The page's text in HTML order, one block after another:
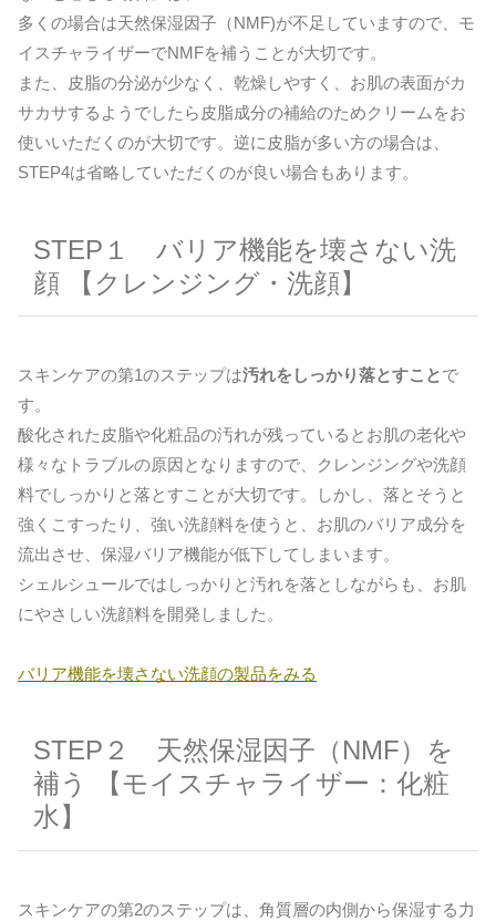
多くの場合は天然保湿因子（NMF)が不足していますので、モ
イスチャライザーでNMFを補うことが大切です。
また、皮脂の分泌が少なく、乾燥しやすく、お肌の表面がカ
サカサするようでしたら皮脂成分の補給のためクリームをお
使いいただくのが大切です。逆に皮脂が多い方の場合は、
STEP4は省略していただくのが良い場合もあります。
STEP１ バリア機能を壊さない洗
顔 【クレンジング・洗顔】
スキンケアの第1のステップは汚れをしっかり落とすことで
す。
酸化された皮脂や化粧品の汚れが残っているとお肌の老化や
様々なトラブルの原因となりますので、クレンジングや洗顔
料でしっかりと落とすことが大切です。しかし、落とそうと
強くこすったり、強い洗顔料を使うと、お肌のバリア成分を
流出させ、保湿バリア機能が低下してしまいます。
シェルシュールではしっかりと汚れを落としながらも、お肌
にやさしい洗顔料を開発しました。
バリア機能を壊さない洗顔の製品をみる
STEP２ 天然保湿因子（NMF）を
補う 【モイスチャライザー：化粧
水】
スキンケアの第2のステップは、角質層の内側から保湿する力